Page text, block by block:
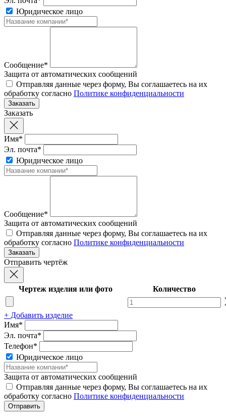
Юридическое лицо
Сообщение*
Защита от автоматических сообщений
Отправляя данные через форму, Вы соглашаетесь на их
обработку согласно Политике конфиденциальности
Заказать
Имя*
Эл. почта*
Юридическое лицо
Сообщение*
Защита от автоматических сообщений
Отправляя данные через форму, Вы соглашаетесь на их
обработку согласно Политике конфиденциальности
Отправить чертёж
Чертеж изделия или фото Количество
+ Добавить изделие
Имя*
Эл. почта*
Телефон*
Юридическое лицо
Защита от автоматических сообщений
Отправляя данные через форму, Вы соглашаетесь на их
обработку согласно Политике конфиденциальности